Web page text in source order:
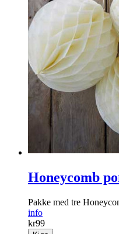
Honeycomb
Pakke med tre
info
kr99